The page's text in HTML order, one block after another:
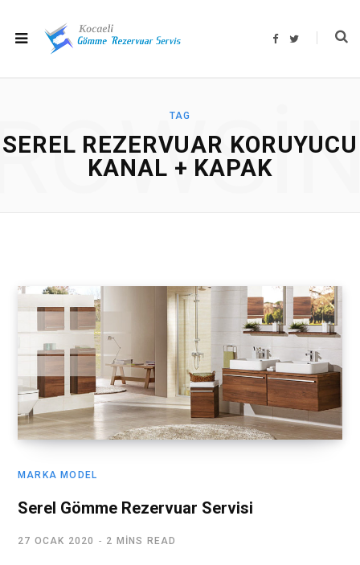
F
T
TAG
SEREL REZERVUAR KORUYUCU
KANAL + KAPAK
MARKA MODEL
Serel Gömme Rezervuar Servisi
27 OCAK 2020 2 MINS READ